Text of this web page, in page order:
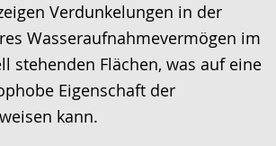
Verdunkelungen in der
Wasseraufnahmevermögen im
stehenden Flächen, was auf eine
Eigenschaft der
kann.